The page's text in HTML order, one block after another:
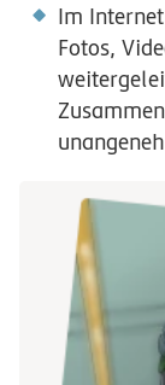
Im
Fotos,